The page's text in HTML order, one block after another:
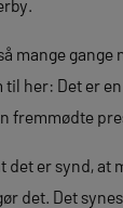
mange gange
til her: Det er
fremmødte
det er synd, at
det. Det